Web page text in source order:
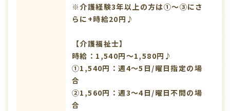
※介護経験3年以上の方は①～③にさ
らに+時給20円♪
【介護福祉士】
時給：1,540円～1,580円♪
①1,540円：週4～5日/曜日指定の場
合
➁1,560円：週3～4日/曜日不問の場
合